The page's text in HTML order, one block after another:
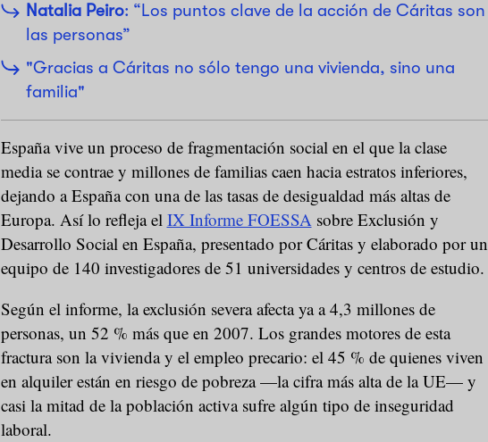
Natalia Peiro: “Los puntos clave de la acción de Cáritas son
las personas”
"Gracias a Cáritas no sólo tengo una vivienda, sino una
familia"
España vive un proceso de fragmentación social en el que la clase
media se contrae y millones de familias caen hacia estratos inferiores,
dejando a España con una de las tasas de desigualdad más altas de
Europa. Así lo refleja el IX Informe FOESSAsobre Exclusión y
Desarrollo Social en España, presentado por Cáritas y elaborado por un
equipo de 140 investigadores de 51 universidades y centros de estudio.
Según el informe, la exclusión severa afecta ya a 4,3 millones de
personas, un 52 % más que en 2007. Los grandes motores de esta
fractura son la vivienda y el empleo precario: el 45 % de quienes viven
en alquiler están en riesgo de pobreza —la cifra más alta de la UE— y
casi la mitad de la población activa sufre algún tipo de inseguridad
laboral.